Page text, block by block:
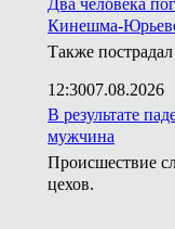
Два человека
Кинешма-
Также
12:3007.08.2026
В результате
мужчина
Происшествие
цехов.